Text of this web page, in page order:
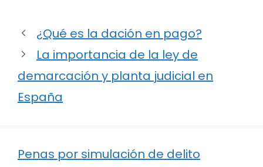
¿Qué es la dación en pago?
La importancia de la ley de
demarcación y planta judicial en
España
Penas por simulación de delito